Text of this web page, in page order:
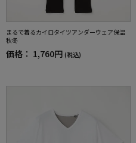
まるで着るカイロタイツアンダーウェア保温
秋冬
価格： 1,760円 (税込)